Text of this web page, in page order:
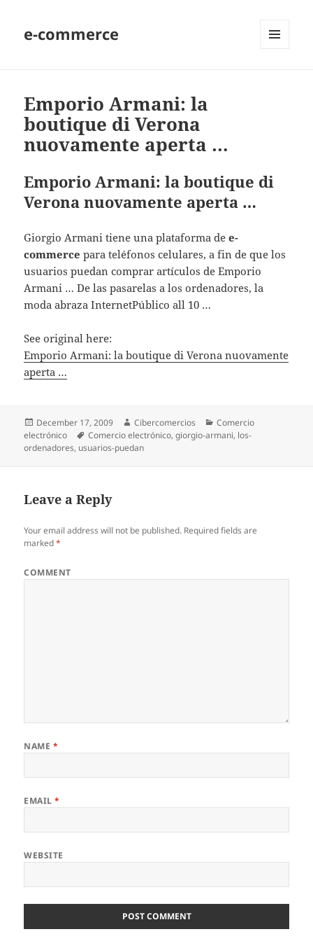
e-commerce
Emporio Armani: la
boutique di Verona
nuovamente aperta …
Emporio Armani: la boutique di
Verona nuovamente aperta …
Giorgio Armani tiene una plataforma dee-
commerce para teléfonos celulares, a fin de que los
usuarios puedan comprar artículos de Emporio
Armani … De las pasarelas a los ordenadores, la
moda abraza InternetPúblico all 10 …
See original here:
Emporio Armani: la boutique di Verona nuovamente
aperta …
Posted
on
December 17, 2009 Author
Cibercomercios Categories
Comercio
electrónico
Tags
Comercio electrónico,giorgio-armani, los-
ordenadores, usuarios-puedan
Leave a Reply
Your email address will not be published. Required fields are
marked*
COMMENT
NAME *
EMAIL*
WEBSITE